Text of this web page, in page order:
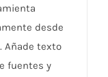
desde
Añade texto
fuentes y